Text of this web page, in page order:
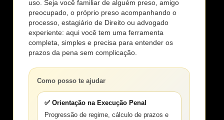
uso. Seja você familiar de alguém preso, amigo
preocupado, o próprio preso acompanhando o
processo, estagiário de Direito ou advogado
experiente: aqui você tem uma ferramenta
completa, simples e precisa para entender os
prazos da pena sem complicação.
Como posso te ajudar
✅ Orientação na Execução Penal
Progressão de regime, cálculo de prazos e